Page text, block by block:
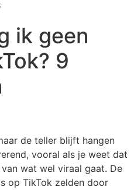
ik geen
9
de teller blijft hangen
vooral als je weet dat
wat wel viraal gaat. De
op TikTok zelden door